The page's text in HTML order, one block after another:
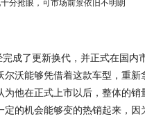
成了更新换代，并正式在国
尔沃能够凭借着这款车型，重
为他在正式上市以后，整体的
定的机会能够变的热销起来，